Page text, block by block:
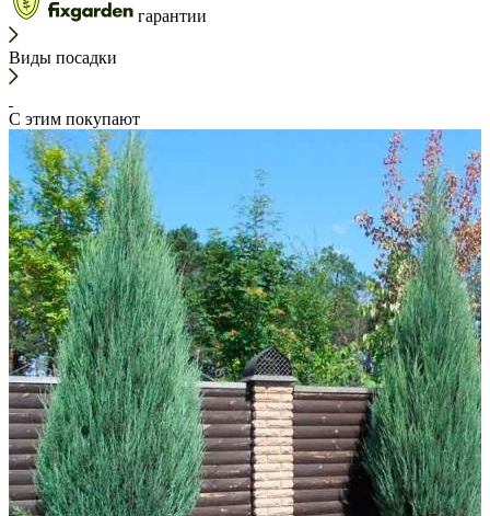
гарантии
Виды посадки
С этим покупают